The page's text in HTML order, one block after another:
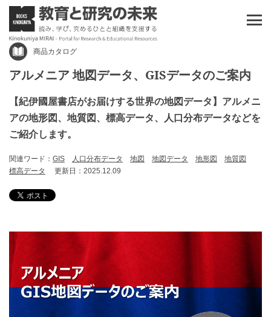
商品カタログ
アルメニア 地図データ、GISデータのご案内
【紀伊國屋書店がお届けする世界の地図データ】アルメニ
アの地形図、地質図、標高データ、人口分布データなどを
ご紹介します。
関連ワード： GIS 人口分布データ 地図 地図データ 地形図
地質図
標高データ
更新日：2025.12.09